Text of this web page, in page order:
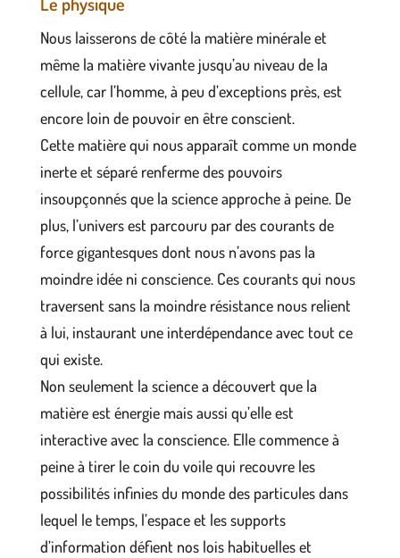
Nous laisserons de côté la matière minérale et
même la matière vivante jusqu’au niveau de la
cellule, car l’homme, à peu d’exceptions près, est
encore loin de pouvoir en être conscient.
Cette matière qui nous apparaît comme un monde
inerte et séparé renferme des pouvoirs
insoupçonnés que la science approche à peine. De
plus, l’univers est parcouru par des courants de
force gigantesques dont nous n’avons pas la
moindre idée ni conscience. Ces courants qui nous
traversent sans la moindre résistance nous relient
à lui, instaurant une interdépendance avec tout ce
qui existe.
Non seulement la science a découvert que la
matière est énergie mais aussi qu’elle est
interactive avec la conscience. Elle commence à
peine à tirer le coin du voile qui recouvre les
possibilités infinies du monde des particules dans
lequel le temps, l’espace et les supports
d’information défient nos lois habituelles et